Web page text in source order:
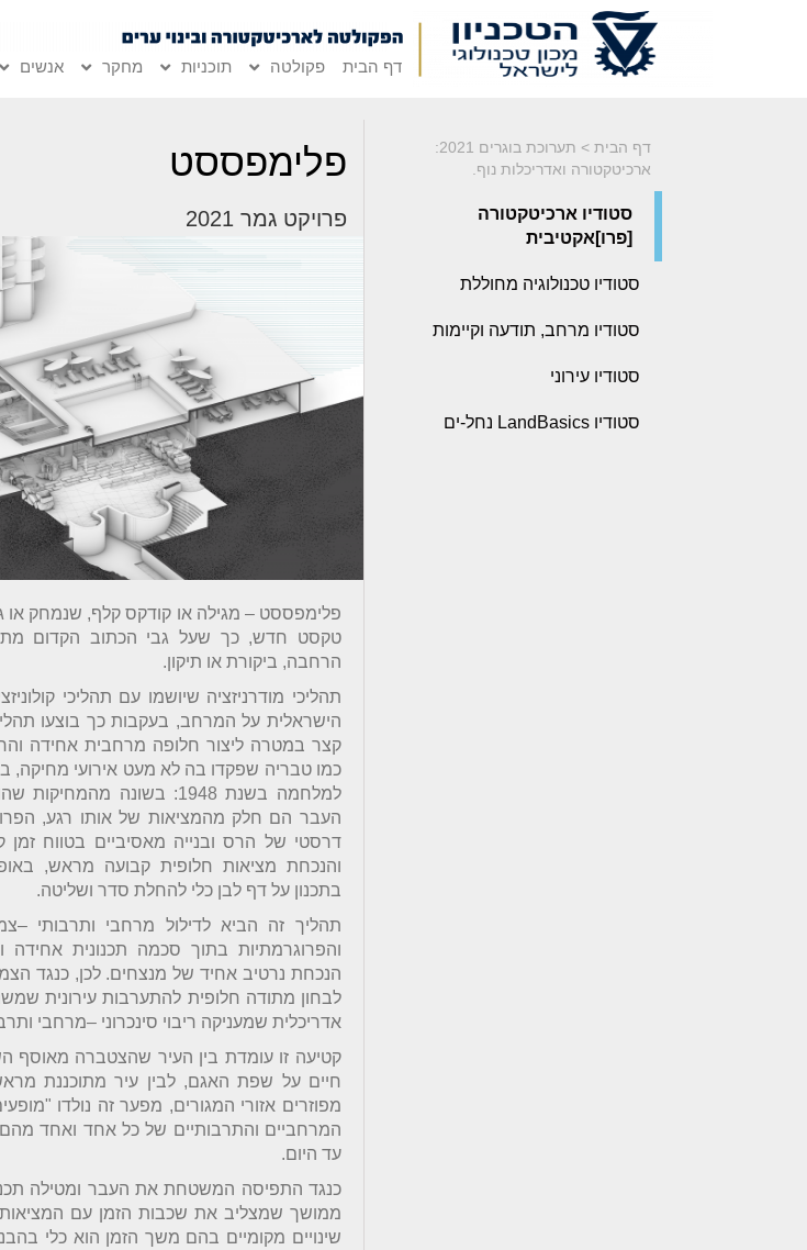
דף הבית פקולטה תוכניות מחקר אנשים
דף הבית >
תערוכת בוגרים 2021:
ארכיטקטורה ואדריכלות נוף.
סטודיו ארכיטקטורה
[פרו]אקטיבית
סטודיו טכנולוגיה מחוללת
סטודיו מרחב, תודעה וקיימות
סטודיו עירוני
סטודיו LandBasics נחל-ים
פלימפססט
פרויקט גמר 2021
פלימפססט – מגילה או קודקס קלף, שנמחק או
טקסט חדש, כך שעל גבי הכתוב הקדום
הרחבה, ביקורת או תיקון.
תהליכי מודרניזציה שיושמו עם תהליכי
הישראלית על המרחב, בעקבות כך בוצעו
קצר במטרה ליצור חלופה מרחבית אחידה
כמו טבריה שפקדו בה לא מעט אירועי מחיקה,
למלחמה בשנת 1948: בשונה
העבר הם חלק מהמציאות של אותו רגע,
דרסטי של הרס ובנייה מאסיביים בטווח
והנכחת מציאות חלופית קבועה מראש,
בתכנון על דף לבן כלי להחלת סדר ושליטה.
תהליך זה הביא לדילול מרחבי ותרבותי
והפרוגרמתיות בתוך סכמה תכנונית
הנכחת נרטיב אחיד של מנצחים. לכן, כנגד
לבחון מתודה חלופית להתערבות עירונית
אדריכלית שמעניקה ריבוי סינכרוני –מרחבי
קטיעה זו עומדת בין העיר שהצטברה מאוסף
חיים על שפת האגם, לבין עיר מתוכננת
מפוזרים אזורי המגורים, מפער זה נולדו
המרחביים והתרבותיים של כל אחד ואחד
עד היום.
כנגד התפיסה המשטחת את העבר ומטילה
ממושך שמצליב את שכבות הזמן עם המציאות
שינויים מקומיים בהם משך הזמן הוא כלי